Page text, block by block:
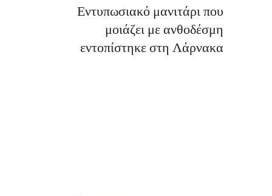
Εντυπωσιακό μανιτάρι που
μοιάζει με ανθοδέσμη
εντοπίστηκε στη Λάρνακα